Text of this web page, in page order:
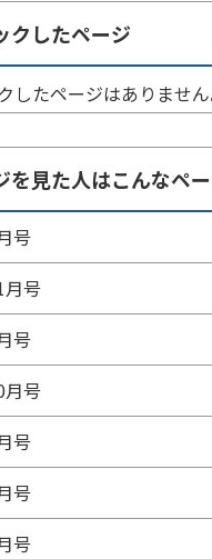
クしたページ
したページはありません
を見た人はこんなペ
号
月号
号
月号
号
号
号